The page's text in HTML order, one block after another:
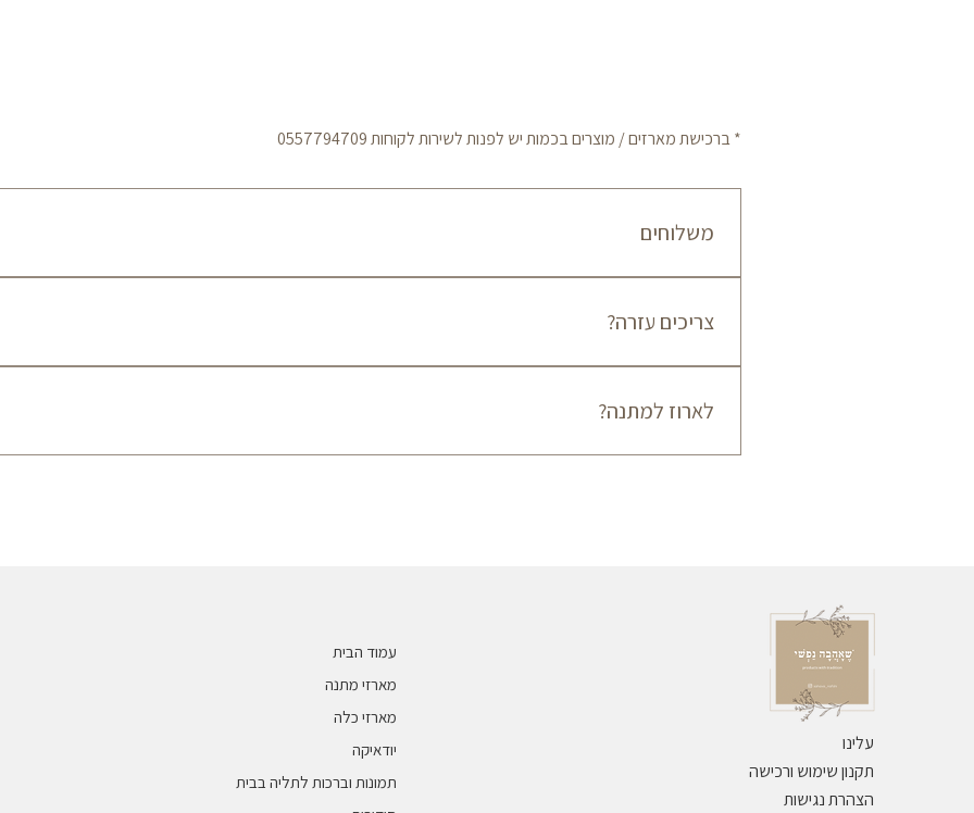
* ברכישת מארזים / מוצרים בכמות יש לפנות לשירות לקוחות 0557794709
משלוחים
באמצעות חברת שליחויות בין השעות 08:00–19:00 בימים א׳–ה׳. עיכובים עלולים להיגרם
אישור שההזמנה מוכנה.
צריכים עזרה?
055-7794709
לארוז למתנה?
עמוד הבית
מארזי מתנה
מארזי כלה
יודאיקה
תמונות וברכות לתליה בבית
עלינו
תקנון שימוש ורכישה
הצהרת נגישות